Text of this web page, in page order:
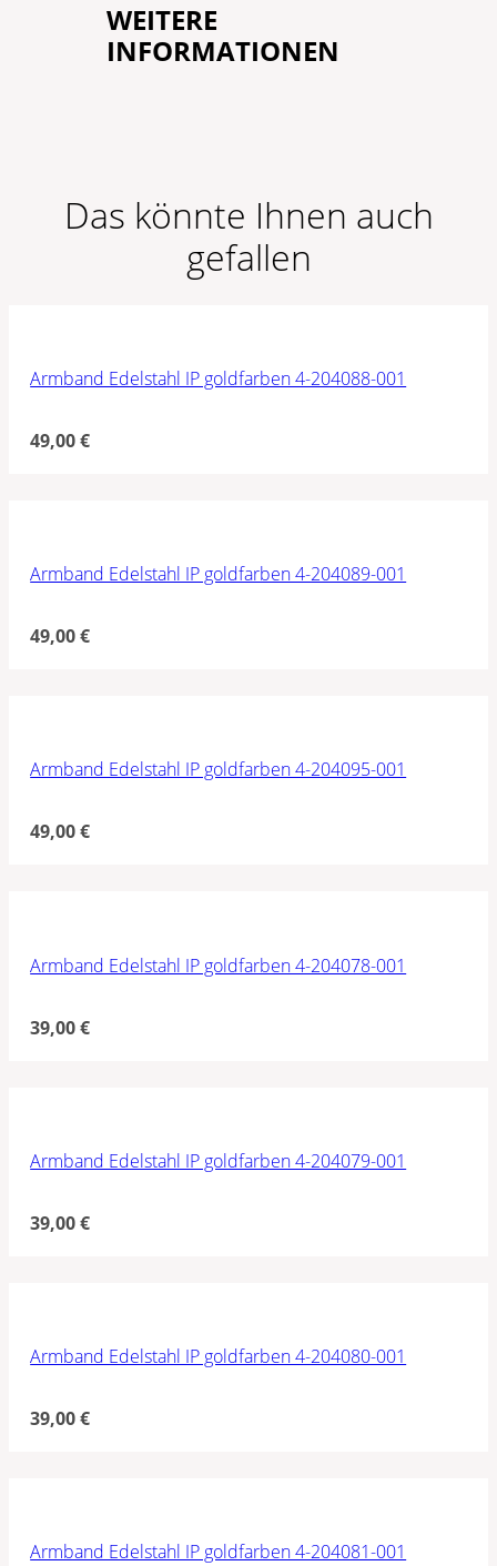
WEITERE
INFORMATIONEN
Das könnte Ihnen auch
gefallen
Armband Edelstahl IP goldfarben 4-204088-001
49,00€
Armband Edelstahl IP goldfarben 4-204089-001
49,00€
Armband Edelstahl IP goldfarben 4-204095-001
49,00€
Armband Edelstahl IP goldfarben 4-204078-001
39,00€
Armband Edelstahl IP goldfarben 4-204079-001
39,00€
Armband Edelstahl IP goldfarben 4-204080-001
39,00€
Armband Edelstahl IP goldfarben 4-204081-001